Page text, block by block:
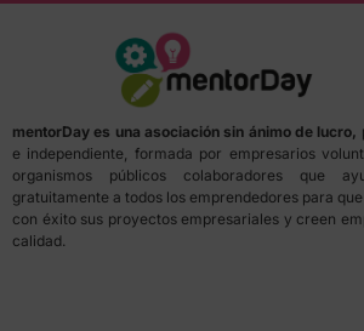
mentorDay es una asociación sin ánimo de lucro,
e independiente, formada por empresarios
organismos públicos colaboradores que
gratuitamente a todos los emprendedores para
con éxito sus proyectos empresariales y creen
calidad.